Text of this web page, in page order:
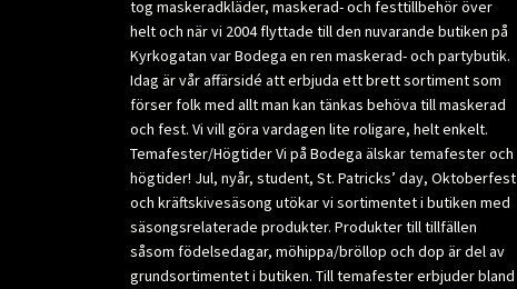
tog maskeradkläder, maskerad- och festtillbehör över
helt och när vi 2004 flyttade till den nuvarande butiken på
Kyrkogatan var Bodega en ren maskerad- och partybutik.
Idag är vår affärsidé att erbjuda ett brett sortiment som
förser folk med allt man kan tänkas behöva till maskerad
och fest. Vi vill göra vardagen lite roligare, helt enkelt.
Temafester/Högtider Vi på Bodega älskar temafester och
högtider! Jul, nyår, student, St. Patricks’ day, Oktoberfest
och kräftskivesäsong utökar vi sortimentet i butiken med
säsongsrelaterade produkter. Produkter till tillfällen
såsom födelsedagar, möhippa/bröllop och dop är del av
grundsortimentet i butiken. Till temafester erbjuder bland